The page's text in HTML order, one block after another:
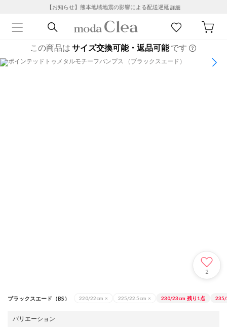
【お知らせ】熊本地域地震の影響による配送遅延 詳細
この商品は サイズ交換可能・返品可能です
1/6
2
ブラックスエード（BS） 220/22cm × 225/22.5cm × 230/23cm 残り1点 235/
バリエーション